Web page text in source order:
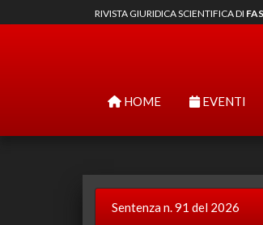
RIVISTA GIURIDICA SCIENTIFICA DI
HOME EVENTI
Sentenza n. 91 del 2026